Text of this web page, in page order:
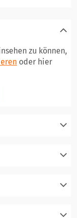
zu können,
oder hier